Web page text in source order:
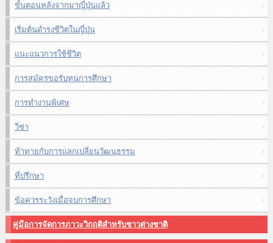
ขั้นตอนหลังจากมาญี่ปุ่นแล้ว
เริ่มต้นดำรงชีวิตในญี่ปุ่น
แนะแนวการใช้ชีวิต
การสมัครขอรับทุนการศึกษา
การทำงานพิเศษ
วีซ่า
ท้าทายกับการแลกเปลี่ยนวัฒนธรรม
ที่ปรึกษา
ข้อควรระวังเมื่อจบการศึกษา
คู่มือการจัดการภาวะวิกฤติสำหรับชาวต่างชาติ